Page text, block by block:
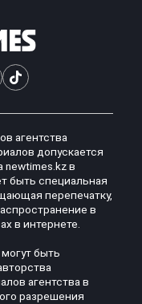
агентства
допускается
newtimes.kz в
быть специальная
перепечатку,
в
в интернете.
быть
агентства в
разрешения